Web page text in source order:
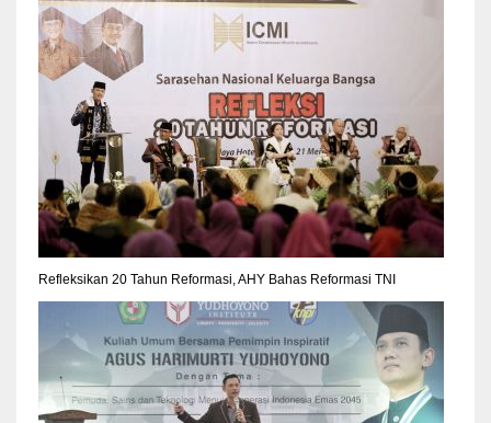
Refleksikan 20 Tahun Reformasi, AHY Bahas Reformasi TNI